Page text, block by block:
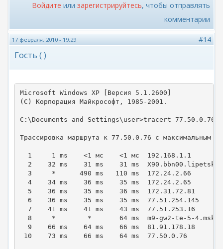
Войдите или зарегистрируйтесь, чтобы отправлять
комментарии
17 февраля, 2010 - 19:29 #14
Гость ( )
Microsoft Windows XP [Версия 5.1.2600]
(С) Корпорация Майкрософт, 1985-2001.
C:\Documents and Settings\user>tracert 77.50.0.76
Трассировка маршрута к 77.50.0.76 с максимальным
  1     1 ms    <1 мс    <1 мс  192.168.1.1
2    32 ms    31 ms    31 ms
  3     *      490 ms   110 ms  172.24.2.66
  4    34 ms    36 ms    35 ms  172.24.2.65
  5    36 ms    35 ms    36 ms  172.31.72.81
  6    36 ms    35 ms    35 ms  77.51.254.145
  7    41 ms    41 ms    43 ms  77.51.253.16
8     *        *       64 ms  m9-gw2-te-5-
  9    66 ms    64 ms    66 ms  81.91.178.18
10    73 ms    66 ms    64 ms  77.50.0.76